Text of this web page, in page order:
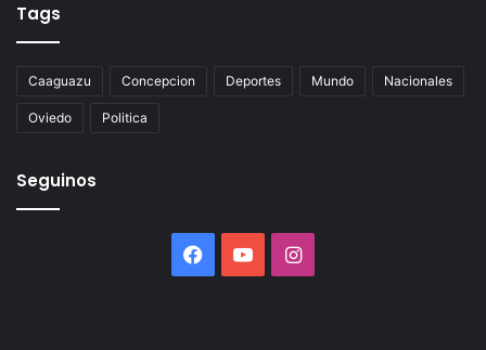
Tags
Caaguazu Concepcion Deportes Mundo Nacionales
Oviedo Politica
Seguinos
Facebook
YouTubeInstagram